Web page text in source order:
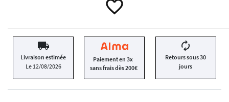
favorite_border
local_shipping
Livraison estimée
Le 12/08/2026
Paiement en 3x
sans frais dès 200€
autorenew
Retours sous 30
jours